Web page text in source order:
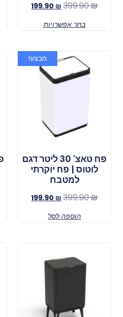
399.90₪
199.90 ₪
בחר אפשרויות
מבצע!
פח טאצ' 30 ליטר דגם
לוטוס | פח יוקרתי
למטבח
399.90₪
199.90 ₪
הוספה לסל